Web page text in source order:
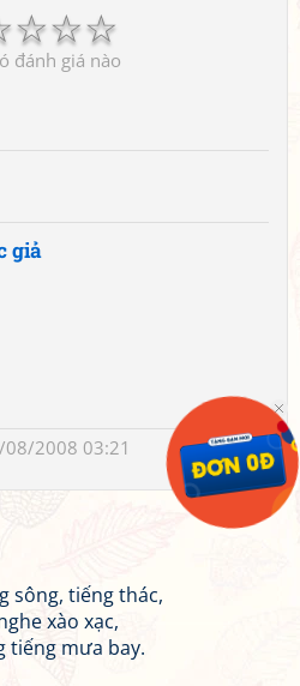
☆
☆
☆
đánh giá nào
giả
2008 03:21
sông, tiếng thác,
xào xạc,
tiếng mưa bay.